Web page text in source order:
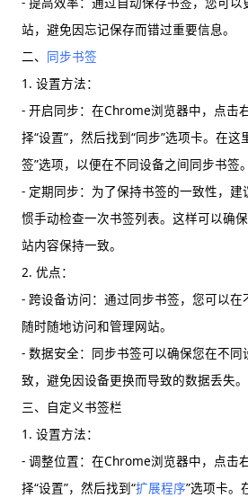
站，避免因忘记保存而错过重要信息。
二、 同步书签
1. 设置方法：
- 开启同步：在Chrome浏览器中，点击
择“设置”，然后找到“同步”选项卡。在
签”选项，以便在不同设备之间同步书签。
- 定期同步：为了保持书签的一致性，建
惯手动检查一次书签列表。这样可以确
站内容保持一致。
2. 优点：
- 跨设备访问：通过同步书签，您可以在
随时随地访问和管理网站。
- 数据安全：同步书签可以确保您在不
致，避免因设备更换而导致的数据丢失。
三、自定义书签栏
1. 设置方法：
- 调整位置：在Chrome浏览器中，点击
择“设置”，然后找到“扩展程序”选项卡。